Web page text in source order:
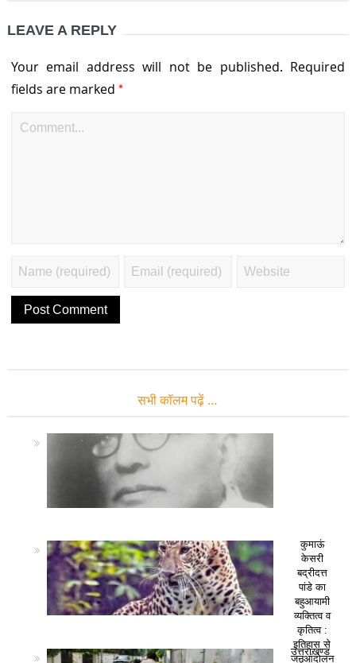
LEAVE A REPLY
Your email address will not be published. Required
fields are marked *
सभी कॉलम पढ़ें …
कुमाऊं
केसरी
बद्रीदत्त
पांडे का
बहुआयामी
व्यक्तित्व व
कृतित्व :
इतिहास से
जनआंदोलन
उत्तराखण्ड